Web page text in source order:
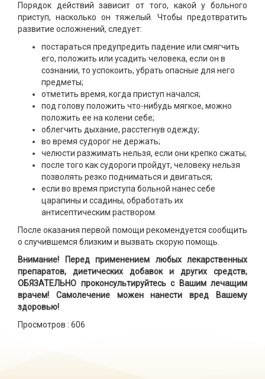
Порядок действий зависит от того, какой у больного
приступ, насколько он тяжелый. Чтобы предотвратить
развитие осложнений, следует:
постараться предупредить падение или смягчить
его, положить или усадить человека, если он в
сознании, то успокоить, убрать опасные для него
предметы;
отметить время, когда приступ начался;
под голову положить что-нибудь мягкое, можно
положить ее на колени себе;
облегчить дыхание, расстегнув одежду;
во время судорог не держать;
челюсти разжимать нельзя, если они крепко сжаты;
после того как судороги пройдут, человеку нельзя
позволять резко подниматься и двигаться;
если во время приступа больной нанес себе
царапины и ссадины, обработать их
антисептическим раствором.
После оказания первой помощи рекомендуется сообщить
о случившемся близким и вызвать скорую помощь.
Внимание! Перед применением любых лекарственных
препаратов, диетических добавок и других средств,
ОБЯЗАТЕЛЬНО проконсультируйтесь с Вашим лечащим
врачем! Самолечение можен нанести вред Вашему
здоровью!
Просмотров : 606